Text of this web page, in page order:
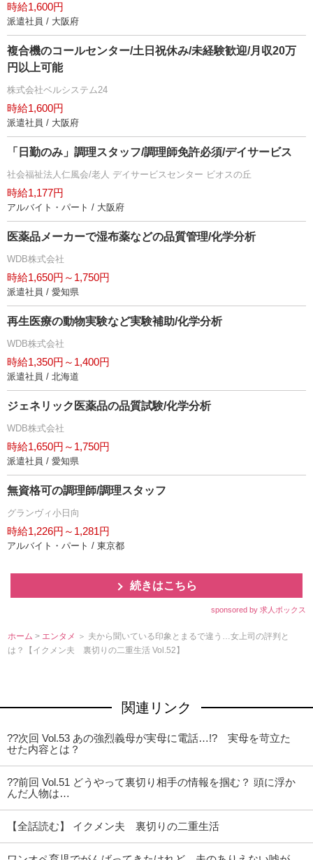
時給1,600円
派遣社員 / 大阪府
複合機のコールセンター/土日祝休み/未経験歓迎/月収20万
円以上可能
株式会社ベルシステム24
時給1,600円
派遣社員 / 大阪府
「日勤のみ」調理スタッフ/調理師免許必須/デイサービス
社会福祉法人仁風会/老人 デイサービスセンター ビオスの丘
時給1,177円
アルバイト・パート / 大阪府
医薬品メーカーで湿布薬などの品質管理/化学分析
WDB株式会社
時給1,650円～1,750円
派遣社員 / 愛知県
再生医療の動物実験など実験補助/化学分析
WDB株式会社
時給1,350円～1,400円
派遣社員 / 北海道
ジェネリック医薬品の品質試験/化学分析
WDB株式会社
時給1,650円～1,750円
派遣社員 / 愛知県
無資格可の調理師/調理スタッフ
グランヴィ小日向
時給1,226円～1,281円
アルバイト・パート / 東京都
続きはこちら
sponsored by 求人ボックス
ホーム > エンタメ ＞ 夫から聞いている印象とまるで違う…女上司の評判と
は？【イクメン夫 裏切りの二重生活 Vol.52】
関連リンク
??次回 Vol.53 あの強烈義母が実母に電話…!? 実母を苛立た
せた内容とは？
??前回 Vol.51 どうやって裏切り相手の情報を掴む？ 頭に浮か
んだ人物は…
【全話読む】 イクメン夫 裏切りの二重生活